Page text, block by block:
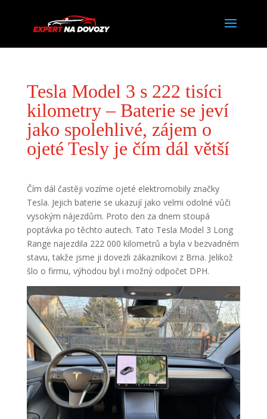
Tesla Model 3 s 222 tisíci
kilometry – Baterie se jeví
jako spolehlivé, zájem o
ojeté Tesly je čím dál větší
Čím dál častěji vozíme ojeté elektromobily značky
Tesla. Jejich baterie se ukazují jako velmi odolné vůči
vysokým nájezdům. Proto den za dnem stoupá
poptávka po těchto autech. Tato Tesla Model 3 Long
Range najezdila 222 000 kilometrů a byla v bezvadném
stavu, takže jsme ji dovezli zákazníkovi z Brna. Jelikož
šlo o firmu, výhodou byl i možný odpočet DPH.